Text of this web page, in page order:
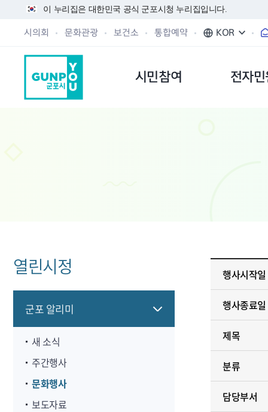
이 누리집은 대한민국 공식 군포시청 누리집입니다.
시의회 문화관광 보건소 통합예약 KOR
시민참여 전자
열린시정
군포 알리미
새 소식
주간행사
문화행사
보도자료
행사시작일
행사종료일
제목
분류
담당부서